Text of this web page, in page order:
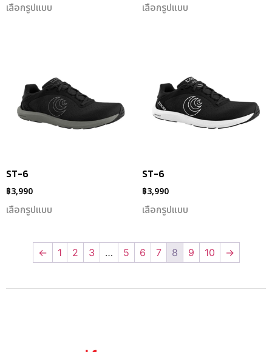
เลือกรูปแบบ เลือกรูปแบบ
ST-6
฿3,990
เลือกรูปแบบ
ST-6
฿3,990
เลือกรูปแบบ
← 1 2 3 … 5 6 7 8 9 10 →